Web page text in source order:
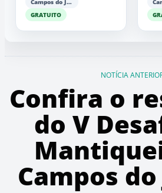
Campos do Jordão
GRATUITO
NOTÍCIA
Confira o
do V
Campos